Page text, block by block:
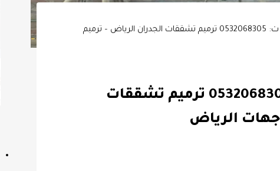
مقاول ترميم الرياض ت: 0532068305 ترميم تشققات الجدران الرياض – ترميم
مقاول ترميم الرياض ت: 0532068305 ترميم تشققات
الرياض